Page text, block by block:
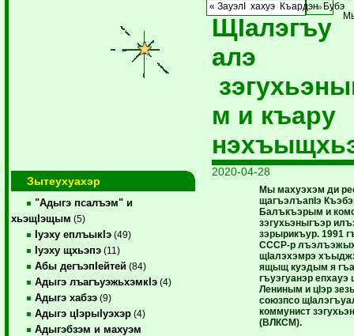
Зытеухуахэр
"Адыгэ псалъэм" и
хьэщIэщым (5)
Iуэху еплъыкIэ (49)
Iуэху щхьэпэ (11)
Абы дегъэпIейтей (84)
Адыгэ лъагъуэжьхэмкIэ (4)
Адыгэ хабзэ (9)
Адыгэ цIэрыIуэхэр (4)
Адыгэбзэм и махуэм
« ЗауэлI хахуэ Къардэн Бубэ
ЩIалэгъу
алэ
м и къару
2020-04-28
Мы махуэхэм ди
щагъэлъапIэ
Балъкъэрым и
зэгухьэныгъэр
зэрырикъур. 1991
СССР-р
щIалэхэмрэ
ящыщ куэдым я
гъуэгуанэр
Лениным и цIэр
союзпсо
коммунист
(ВЛКСМ).